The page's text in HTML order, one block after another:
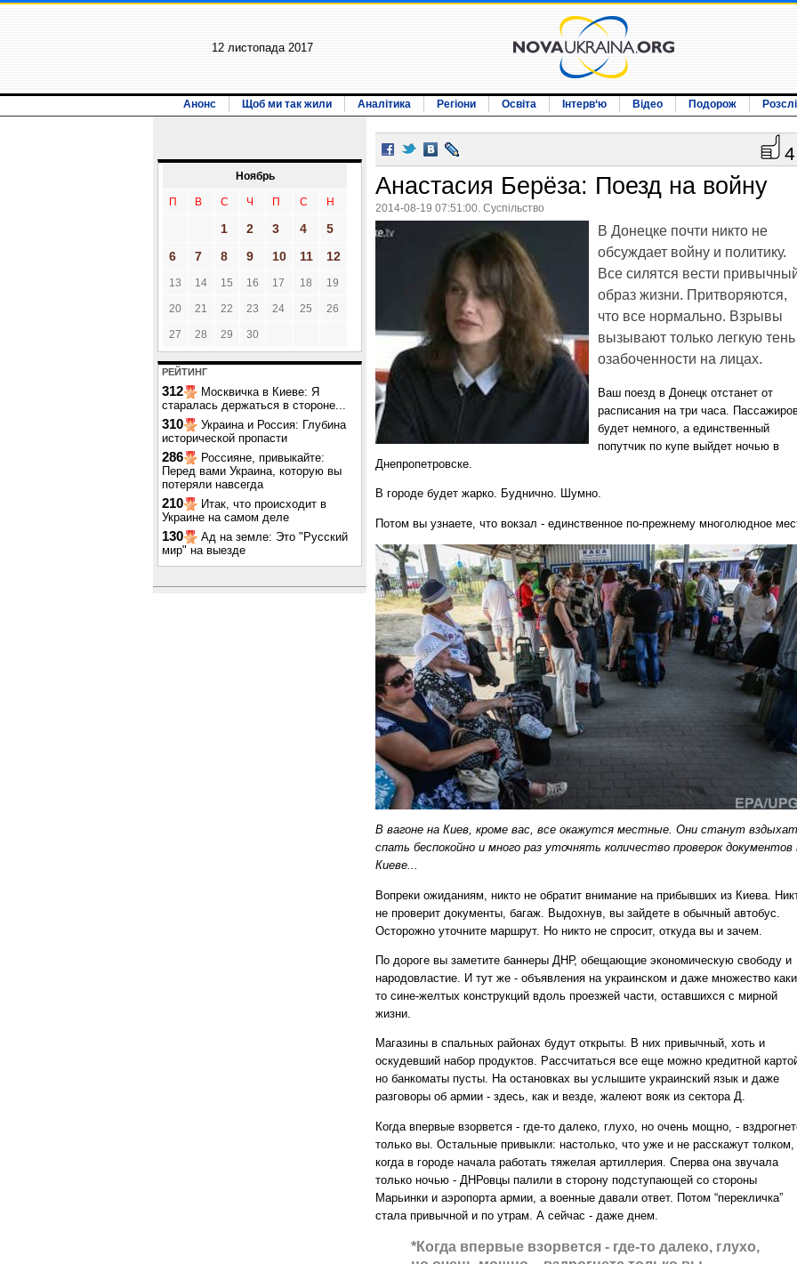
12 листопада 2017
Анонс Щоб ми так жили Аналітика Регіони Освіта Інтерв‘ю Відео Подорож
Ноябрь
П В С Ч П С Н
1 2 3 4
5
6
7 8 9 10 11 12
13 14 15 16 17 18 19
20 21 22 23 24 25 26
27 28 29 30
РЕЙТИНГ
312
Москвичка в Киеве: Я
старалась держаться в стороне...
310
Украина и Россия: Глубина
исторической пропасти
286
Россияне, привыкайте:
Перед вами Украина, которую вы
потеряли навсегда
210
Итак, что происходит в
Украине на самом деле
130
Ад на земле: Это "Русский
мир" на выезде
4
Анастасия Берёза: Поезд на войну
2014-08-19 07:51:00. Суспільство
В Донецке почти никто не
обсуждает войну и политику.
Все силятся вести
образ жизни. Притворяются,
что все нормально. Взрывы
вызывают только легкую тень
озабоченности на лицах.
Ваш поезд в Донецк отстанет от
расписания на три часа.
будет немного, а единственный
попутчик по купе выйдет ночью в
Днепропетровске.
В городе будет жарко. Буднично. Шумно.
Потом вы узнаете, что вокзал - единственное по-прежнему многолюдное
В вагоне на Киев, кроме вас, все окажутся местные. Они станут
спать беспокойно и много раз уточнять количество проверок документов
Киеве...
Вопреки ожиданиям, никто не обратит внимание на прибывших из Киева.
не проверит документы, багаж. Выдохнув, вы зайдете в обычный автобус.
Осторожно уточните маршрут. Но никто не спросит, откуда вы и зачем.
По дороге вы заметите баннеры ДНР, обещающие экономическую свободу и
народовластие. И тут же - объявления на украинском и даже множество
то сине-желтых конструкций вдоль проезжей части, оставшихся с мирной
жизни.
Магазины в спальных районах будут открыты. В них привычный, хоть и
оскудевший набор продуктов. Рассчитаться все еще можно кредитной
но банкоматы пусты. На остановках вы услышите украинский язык и даже
разговоры об армии - здесь, как и везде, жалеют вояк из сектора Д.
Когда впервые взорвется - где-то далеко, глухо, но очень мощно, -
только вы. Остальные привыкли: настолько, что уже и не расскажут толком,
когда в городе начала работать тяжелая артиллерия. Сперва она звучала
только ночью - ДНРовцы палили в сторону подступающей со стороны
Марьинки и аэропорта армии, а военные давали ответ. Потом “перекличка”
стала привычной и по утрам. А сейчас - даже днем.
*Когда впервые взорвется - где-то далеко, глухо,